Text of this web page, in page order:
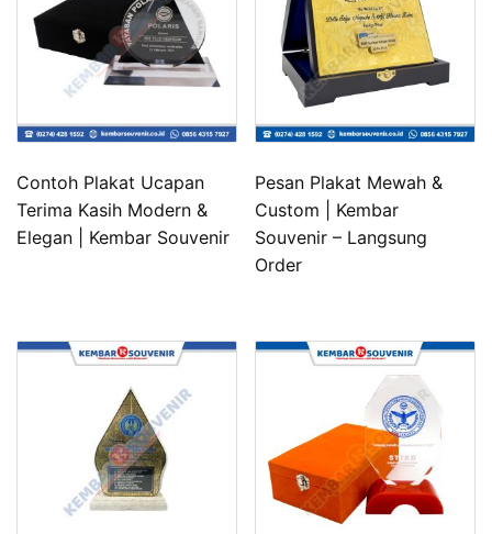
Contoh Plakat Ucapan
Terima Kasih Modern &
Elegan | Kembar Souvenir
Pesan Plakat Mewah &
Custom | Kembar
Souvenir – Langsung
Order